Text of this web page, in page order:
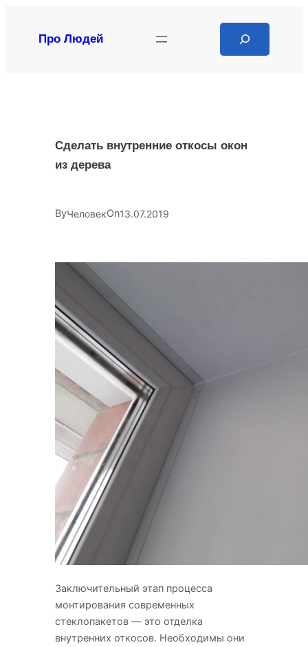
содержимому
Про Людей
Сделать внутренние откосы окон
из дерева
ByЧеловекOn13.07.2019
Заключительный этап процесса
монтирования современных
стеклопакетов — это отделка
внутренних откосов. Необходимы они